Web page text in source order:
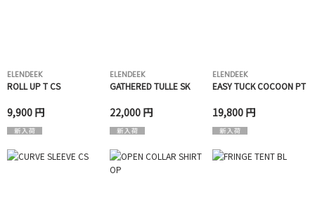
ELENDEEK
ROLL UP T CS
9,900 円
ELENDEEK
GATHERED TULLE SK
22,000 円
ELENDEEK
EASY TUCK COCOON PT
19,800 円